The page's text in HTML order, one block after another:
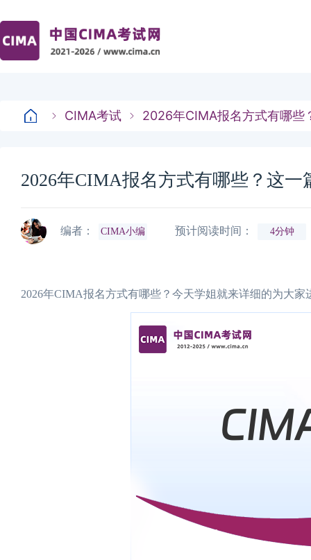
CIMA考试 2026年CIMA报名方式有哪些
2026年CIMA报名方式有哪些？这一
编者： CIMA小编 预计阅读时间： 4分钟
2026年CIMA报名方式有哪些？今天学姐就来详细的为大